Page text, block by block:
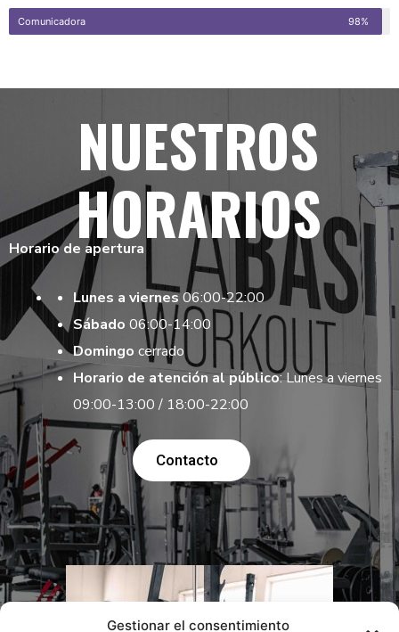
Gestionar el consentimiento
Comunicadora 98%
NUESTROS
HORARIOS
Horario de apertura
Lunes a viernes06:00-22:00
Sábado 06:00-14:00
Domingo cerrado
Horario de atención al público: Lunes a viernes
09:00-13:00 / 18:00-22:00
Contacto